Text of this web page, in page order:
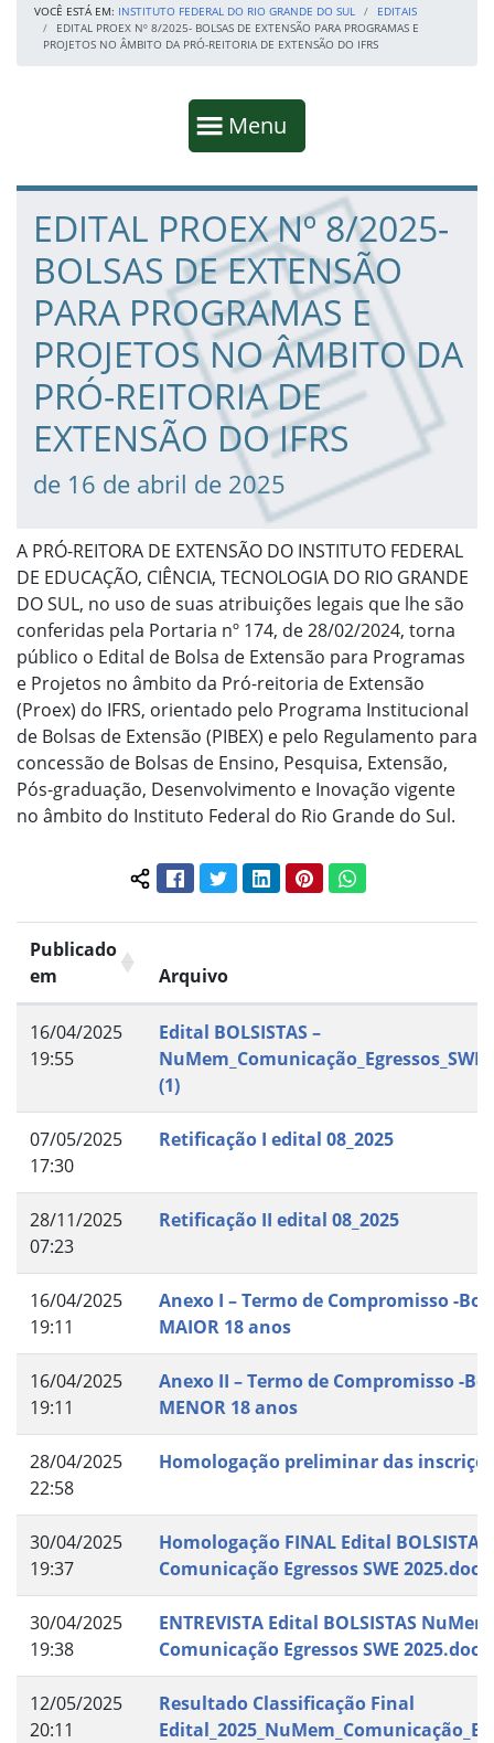
VOCÊ ESTÁ EM: INSTITUTO FEDERAL DO RIO GRANDE DO SUL
EDITAIS
EDITAL PROEX Nº 8/2025- BOLSAS DE EXTENSÃO PARA PROGRAMAS E
PROJETOS NO ÂMBITO DA PRÓ-REITORIA DE EXTENSÃO DO IFRS
Mostrar
Menu
Fim da navegação
Início do conteúdo
EDITAL PROEX Nº 8/2025-
BOLSAS DE EXTENSÃO
PARA PROGRAMAS E
PROJETOS NO ÂMBITO DA
PRÓ-REITORIA DE
EXTENSÃO DO IFRS
de 16 de abril de 2025
A PRÓ-REITORA DE EXTENSÃO DO INSTITUTO FEDERAL
DE EDUCAÇÃO, CIÊNCIA, TECNOLOGIA DO RIO GRANDE
DO SUL, no uso de suas atribuições legais que lhe são
conferidas pela Portaria nº 174, de 28/02/2024, torna
público o Edital de Bolsa de Extensão para Programas
e Projetos no âmbito da Pró-reitoria de Extensão
(Proex) do IFRS, orientado pelo Programa Institucional
de Bolsas de Extensão (PIBEX) e pelo Regulamento para
concessão de Bolsas de Ensino, Pesquisa, Extensão,
Pós-graduação, Desenvolvimento e Inovação vigente
no âmbito do Instituto Federal do Rio Grande do Sul.
Compartilhar conteúdo:
FacebookTwitterLinkedInPinterestWhatsApp
Publicado
em
Arquivo
16/04/2025
19:55
Edital BOLSISTAS –
(1)
07/05/2025
17:30
Retificação I edital 08_2025
28/11/2025
07:23
Retificação II edital 08_2025
16/04/2025
19:11
Anexo I – Termo de Compromisso -
MAIOR 18 anos
16/04/2025
19:11
Anexo II – Termo de Compromisso -
MENOR 18 anos
28/04/2025
22:58
Homologação preliminar das
30/04/2025
19:37
Homologação FINAL Edital
Comunicação Egressos SWE 2025.docx
30/04/2025
19:38
ENTREVISTA Edital BOLSISTAS NuMem
Comunicação Egressos SWE 2025.docx
12/05/2025
20:11
Resultado Classificação Final